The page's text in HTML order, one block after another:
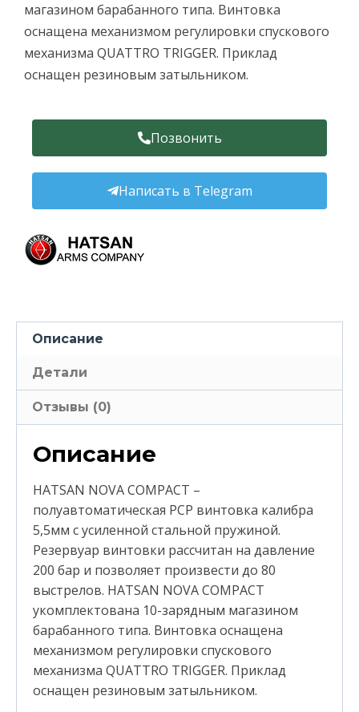
магазином барабанного типа. Винтовка
оснащена механизмом регулировки спускового
механизма QUATTRO TRIGGER. Приклад
оснащен резиновым затыльником.
Позвонить
Написать в Telegram
Описание
Детали
Отзывы (0)
Описание
HATSAN NOVA COMPACT –
полуавтоматическая PCP винтовка калибра
5,5мм с усиленной стальной пружиной.
Резервуар винтовки рассчитан на давление
200 бар и позволяет произвести до 80
выстрелов. HATSAN NOVA COMPACT
укомплектована 10-зарядным магазином
барабанного типа. Винтовка оснащена
механизмом регулировки спускового
механизма QUATTRO TRIGGER. Приклад
оснащен резиновым затыльником.